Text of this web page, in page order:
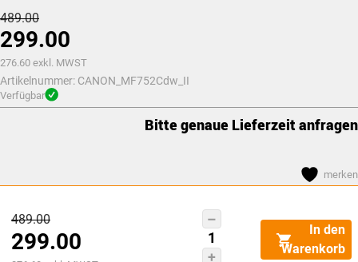
489.00Ursprünglicher
Preis
war:
CHF489.00
299.00
Aktueller
Preis
ist:
276.60 exkl. MWST
Artikelnummer: CANON_MF752Cdw_II
Verfügbar
Bitte genaue Lieferzeit anfragen
merken
489.00Ursprünglicher
Preis
299.00
Canon
i-
In den
Warenkorb